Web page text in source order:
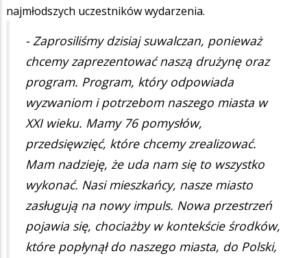
najmłodszych uczestników wydarzenia.
- Zaprosiliśmy dzisiaj suwalczan, ponieważ
chcemy zaprezentować naszą drużynę oraz
program. Program, który odpowiada
wyzwaniom i potrzebom naszego miasta w
XXI wieku. Mamy 76 pomysłów,
przedsięwzięć, które chcemy zrealizować.
Mam nadzieję, że uda nam się to wszystko
wykonać. Nasi mieszkańcy, nasze miasto
zasługują na nowy impuls. Nowa przestrzeń
pojawia się, chociażby w kontekście środków,
które popłynął do naszego miasta, do Polski,